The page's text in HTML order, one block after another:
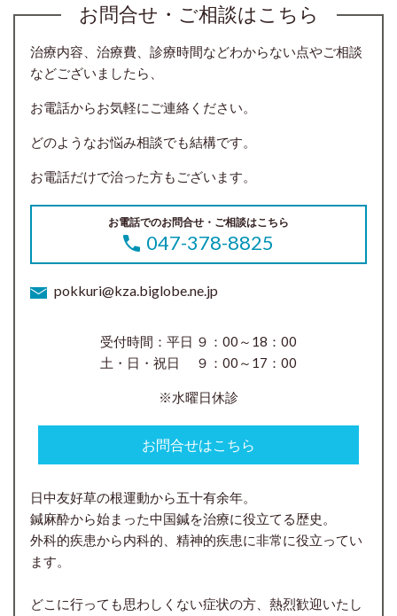
お問合せ・ご相談はこちら
治療内容、治療費、診療時間などわからない点やご相談
などございましたら、
お電話からお気軽にご連絡ください。
どのようなお悩み相談でも結構です。
お電話だけで治った方もございます。
お電話でのお問合せ・ご相談はこちら
047-378-8825
pokkuri@kza.biglobe.ne.jp
受付時間：平日 ９：00～18：00
土・日・祝日 ９：00～17：00
※水曜日休診
お問合せはこちら
日中友好草の根運動から五十有余年。
鍼麻酔から始まった中国鍼を治療に役立てる歴史。
外科的疾患から内科的、精神的疾患に非常に役立ってい
ます。
どこに行っても思わしくない症状の方、熱烈歓迎いたし